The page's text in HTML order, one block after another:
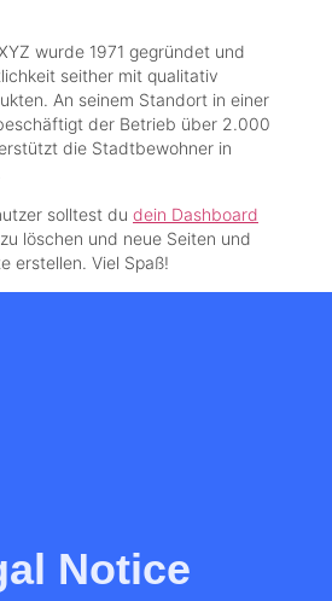
wurde 1971 gegründet und
seither mit qualitativ
An seinem Standort in einer
der Betrieb über 2.000
die Stadtbewohner in
solltest du dein Dashboard
löschen und neue Seiten und
erstellen. Viel Spaß!
Notice